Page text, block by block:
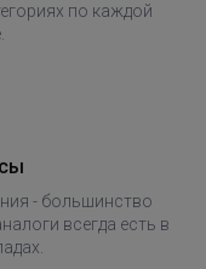
по каждой
- большинство
всегда есть в